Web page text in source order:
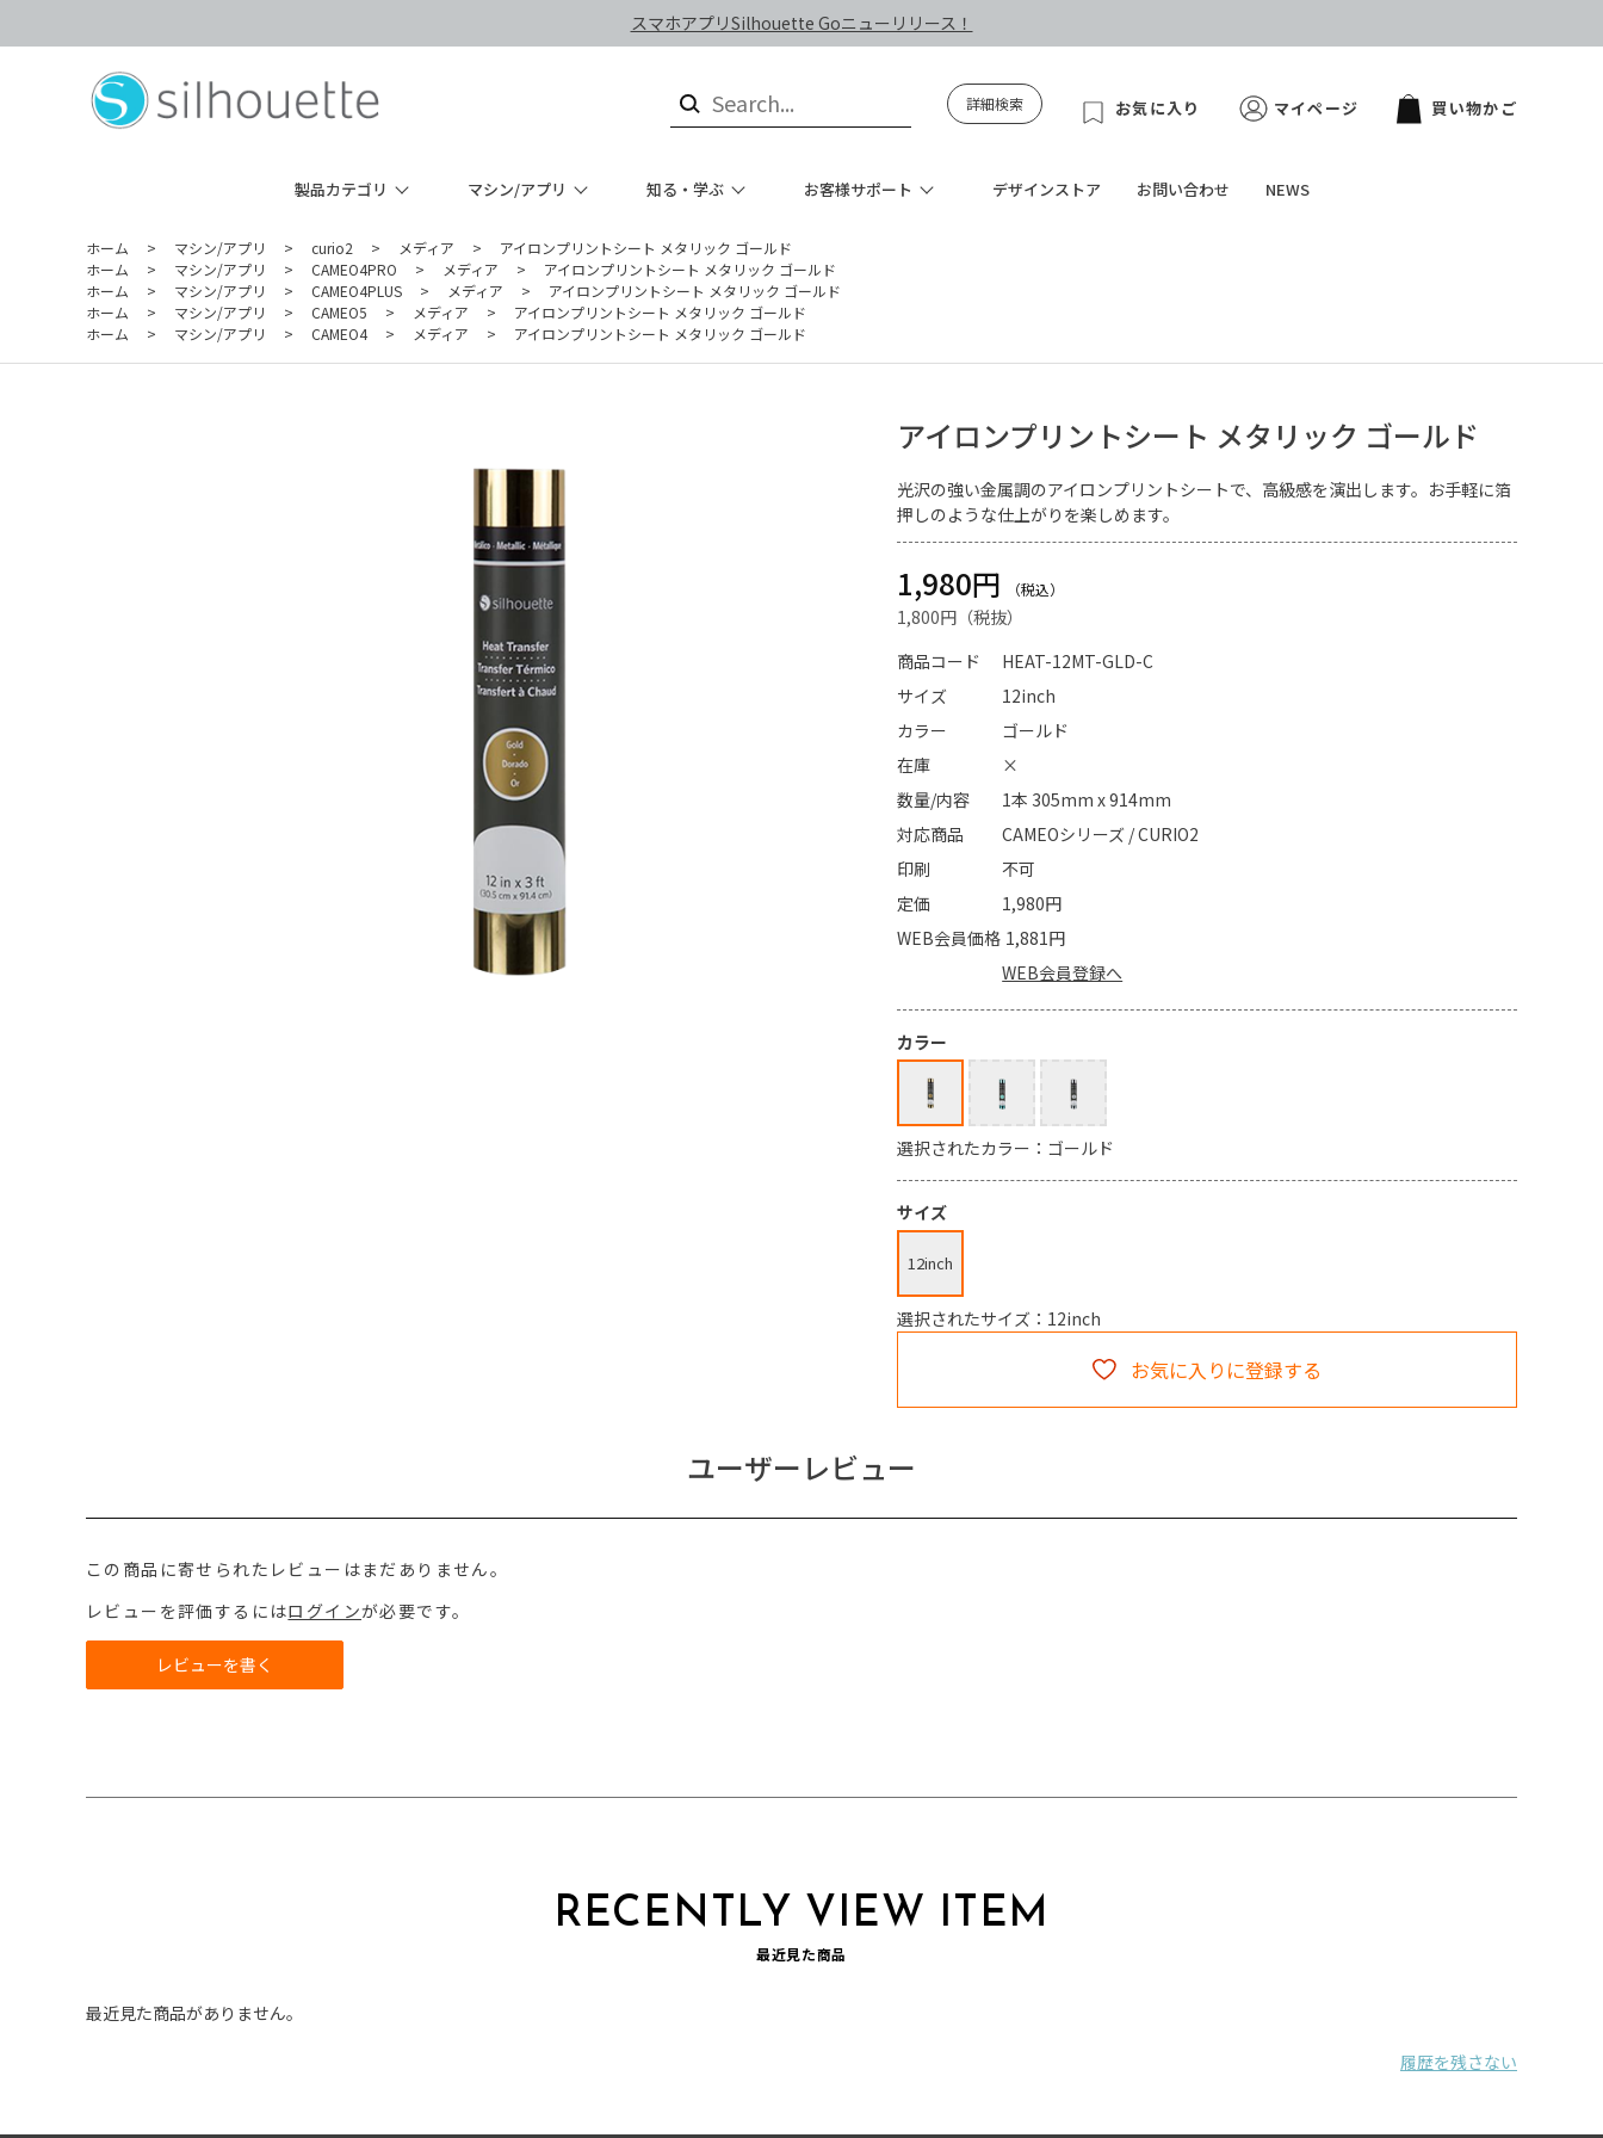
スマホアプリSilhouette Goニューリリース！
詳細検索 お気に入り マイページ 買い物かご
製品カテゴリ マシン/アプリ 知る・学ぶ お客様サポート デザインストア お問い合わせ NEWS
ホーム > マシン/アプリ > curio2 > メディア >
アイロンプリントシート メタリック ゴールド
ホーム
> マシン/アプリ > CAMEO4PRO > メディア >
アイロンプリントシート メタリック ゴールド
ホーム
> マシン/アプリ > CAMEO4PLUS > メディア >
アイロンプリントシート メタリック ゴールド
ホーム
> マシン/アプリ > CAMEO5 > メディア >
アイロンプリントシート メタリック ゴールド
ホーム
> マシン/アプリ > CAMEO4 > メディア > アイロンプリントシート メタリック ゴールド
光沢の強い金属調のアイロンプリントシートで、高級感を演出します。お手軽に箔
押しのような仕上がりを楽しめます。
アイロンプリントシート メタリック ゴールド
1,980円
1,800円
商品コード
HEAT-12MT-GLD-C
サイズ
12inch
カラー
ゴールド
在庫
×
数量/内容
1本 305mm x 914mm
対応商品
CAMEOシリーズ / CURIO2
印刷
不可
定価
1,980円
WEB会員価格 1,881円
WEB会員登録へ
カラー
選択されたカラー：ゴールド
サイズ
12inch
選択されたサイズ：12inch
お気に入りに登録する
ユーザーレビュー
この商品に寄せられたレビューはまだありません。
レビューを評価するにはログインが必要です。
レビューを書く
RECENTLY VIEW ITEM
最近見た商品
最近見た商品がありません。
履歴を残さない